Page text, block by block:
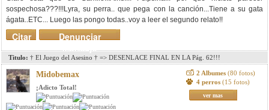
sospechosa???!!!Lyra, su perra.. que pega con la canción...Tiene a su gata
ágata..ETC... Luego las pongo todas..voy a leer el segundo relato!!
Denunciar
mensaje
Citar
Titulo: † El Juego del Asesino † => DESENLACE FINAL EN LA Pág. 62!!!
Midobemax
¡Adicto Total!
2 Albumes (80 fotos)
4 perros (15 fotos)
ver mas